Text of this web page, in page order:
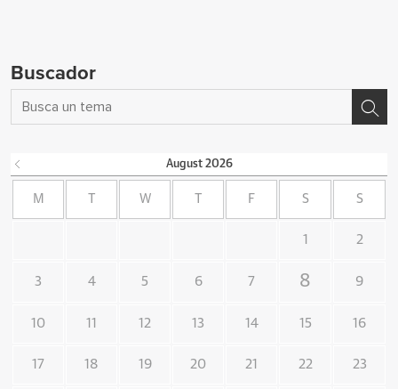
Buscador
August 2026
M W F S S
1 2
3 4 5 6 7 8 9
10 11 12 13 14 15 16
17 18 19 20 21 22 23